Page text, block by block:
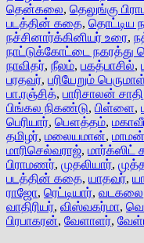
தென்கலை, தெலுங்கு
படத்தின் கதை, தொட்டிய
நச்சினார்க்கினியர் உரை,
நாட்டுக்கோட்டை நகரத்து
நாவிதர், நீலம், பகத்பாசில்,
பரதவர், பரியேறும்
பா.ரஞ்சித், பாரிசாலன் சாதி
பிங்கல நிகண்டு, பிள்ளை,
பெரியார், பௌத்தம்,
தமிழர், மலையமான்,
மாரிசெல்வராஜ், மார்க்ஸிட்
பிராமணர், முதலியார்,
படத்தின் கதை, யாதவர்,
ராஜோ, ரெட்டியார், வடகலை
வாதிரியர், விஸ்வகர்மா,
பிரபாகரன், வேளாளர்,